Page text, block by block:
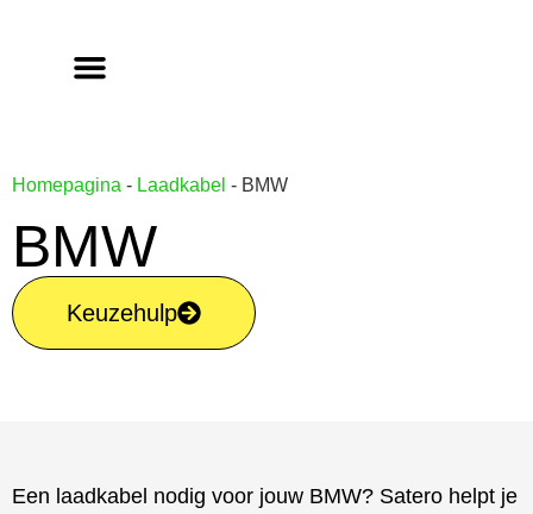
Homepagina - Laadkabel - BMW
BMW
Keuzehulp
Een laadkabel nodig voor jouw BMW? Satero helpt je